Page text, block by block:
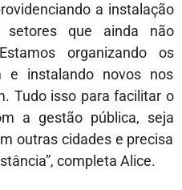
a instalação
que ainda não
organizando os
e instalando novos nos
Tudo isso para facilitar o
a gestão pública, seja
outras cidades e precisa
completa Alice.